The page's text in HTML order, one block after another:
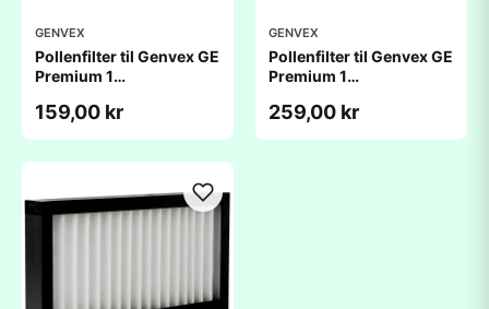
GENVEX
Pollenfilter til Genvex GE
Premium 1
159,00 kr
GENVEX
Pollenfilter til Genvex GE
Premium 1
259,00 kr